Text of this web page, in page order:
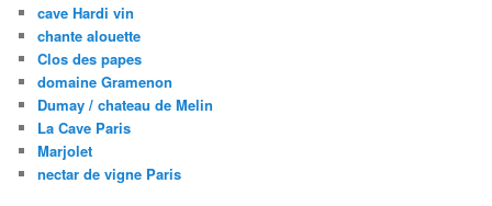
cave Hardi vin
chante alouette
Clos des papes
domaine Gramenon
Dumay / chateau de Melin
La Cave Paris
Marjolet
nectar de vigne Paris